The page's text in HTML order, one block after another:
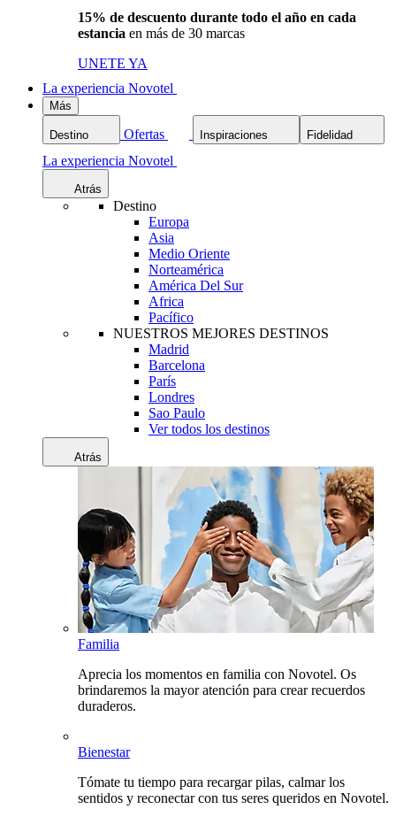
15% de descuento durante todo el año en cada
estancia en más de 30 marcas
UNETE YA
La experiencia Novotel
Más
Destino Ofertas Inspiraciones Fidelidad
La experiencia Novotel
Atrás
Destino
Europa
Asia
Medio Oriente
Norteamérica
América Del Sur
Africa
Pacífico
NUESTROS MEJORES DESTINOS
Madrid
Barcelona
París
Londres
Sao Paulo
Ver todos los destinos
Atrás
Familia
Aprecia los momentos en familia con Novotel. Os
brindaremos la mayor atención para crear recuerdos
duraderos.
Bienestar
Tómate tu tiempo para recargar pilas, calmar los
sentidos y reconectar con tus seres queridos en Novotel.